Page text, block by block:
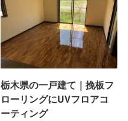
栃木県の一戸建て｜挽板フ
ローリングにUVフロアコ
ーティング